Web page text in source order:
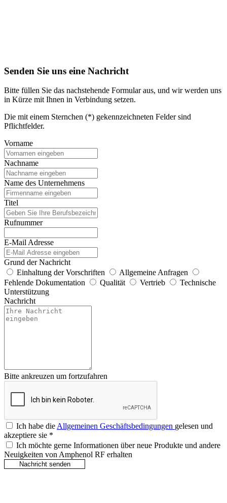
Senden Sie uns eine Nachricht
Bitte füllen Sie das nachstehende Formular aus, und wir werden uns
in Kürze mit Ihnen in Verbindung setzen.
Die mit einem Sternchen (*) gekennzeichneten Felder sind
Pflichtfelder.
Vorname
Nachname
Name des Unternehmens
Titel
Rufnummer
E-Mail Adresse
Grund der Nachricht
Einhaltung der Vorschriften
Allgemeine Anfragen
Fehlende Dokumentation
Qualität Vertrieb
Technische
Unterstützung
Nachricht
Bitte ankreuzen um fortzufahren
Ich habe dieAllgemeinen Geschäftsbedingungen gelesen und
akzeptiere sie *
Ich möchte gerne Informationen über neue Produkte und andere
Neuigkeiten von Amphenol RF erhalten